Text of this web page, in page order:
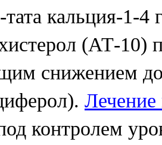
тата кальция-1-4
(АТ-10)
снижением
Лечение
контролем